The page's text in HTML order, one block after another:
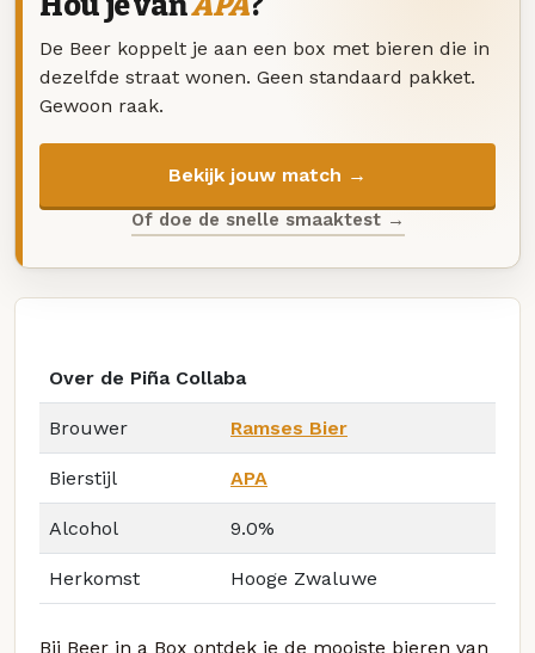
De Beer koppelt je aan een box met bieren die in
dezelfde straat wonen. Geen standaard pakket.
Gewoon raak.
Bekijk jouw match →
Of doe de snelle smaaktest →
Over de Piña Collaba
Brouwer Ramses Bier
Bierstijl APA
Alcohol 9.0%
Herkomst Hooge Zwaluwe
Bij Beer in a Box ontdek je de mooiste bieren van